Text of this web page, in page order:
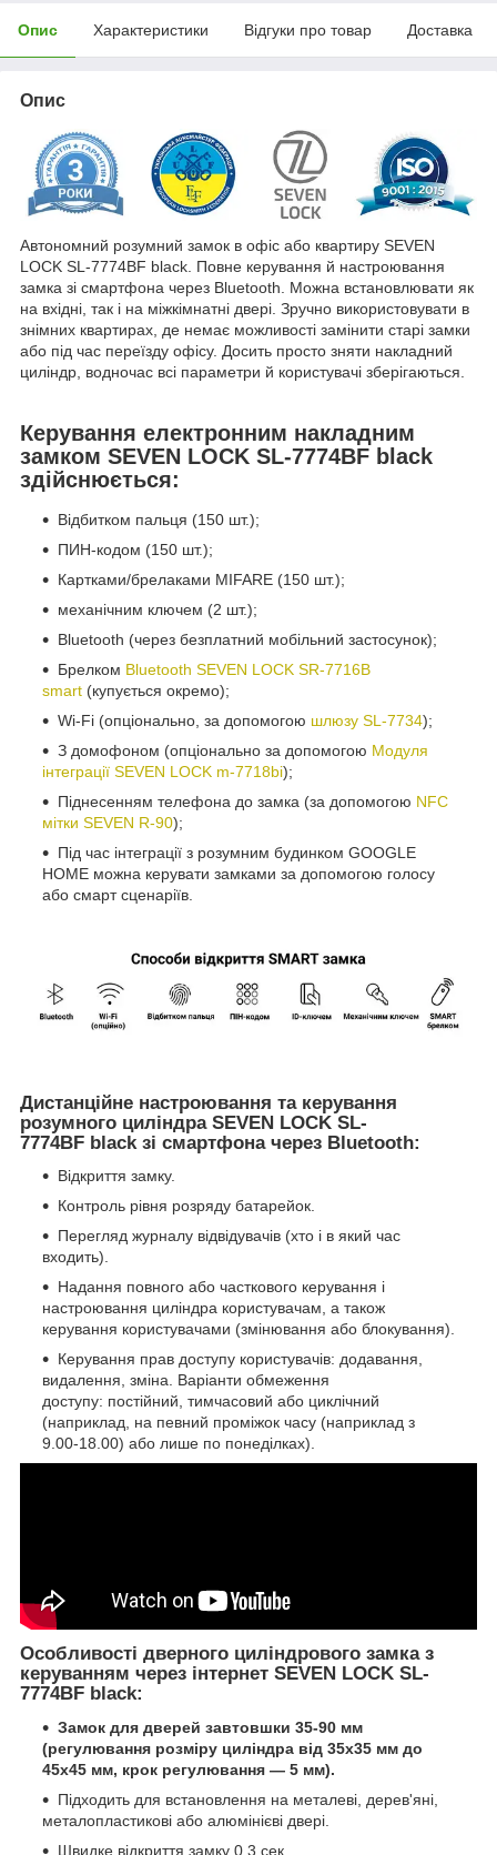
Опис Характеристики Відгуки про товар Доставка
Опис
Автономний розумний замок в офіс або квартиру SEVEN
LOCK SL-7774BF black. Повне керування й настроювання
замка зі смартфона через Bluetooth. Можна встановлювати як
на вхідні, так і на міжкімнатні двері. Зручно використовувати в
знімних квартирах, де немає можливості замінити старі замки
або під час переїзду офісу. Досить просто зняти накладний
циліндр, водночас всі параметри й користувачі зберігаються.
Керування електронним накладним
замком SEVEN LOCK SL-7774BF black
здійснюється:
Відбитком пальця (150 шт.);
ПИН-кодом (150 шт.);
Картками/брелаками MIFARE (150 шт.);
механічним ключем (2 шт.);
Bluetooth (через безплатний мобільний застосунок);
Брелком Bluetooth SEVEN LOCK SR-7716B
smart (купується окремо);
Wi-Fi (опціонально, за допомогою шлюзу SL-7734);
З домофоном (опціонально за допомогою Модуля
інтеграції SEVEN LOCK m-7718bi);
Піднесенням телефона до замка (за допомогою NFC
мітки SEVEN R-90);
Під час інтеграції з розумним будинком GOOGLE
HOME можна керувати замками за допомогою голосу
або смарт сценаріїв.
Дистанційне настроювання та керування
розумного циліндра SEVEN LOCK SL-
7774BF black зі смартфона через Bluetooth:
Відкриття замку.
Контроль рівня розряду батарейок.
Перегляд журналу відвідувачів (хто і в який час
входить).
Надання повного або часткового керування і
настроювання циліндра користувачам, а також
керування користувачами (змінювання або блокування).
Керування прав доступу користувачів: додавання,
видалення, зміна. Варіанти обмеження
доступу: постійний, тимчасовий або циклічний
(наприклад, на певний проміжок часу (наприклад з
9.00-18.00) або лише по понеділках).
Особливості дверного циліндрового замка з
керуванням через інтернет SEVEN LOCK SL-
7774BF black:
Замок для дверей завтовшки 35-90 мм
(регулювання розміру циліндра від 35х35 мм до
45х45 мм, крок регулювання — 5 мм).
Підходить для встановлення на металеві, дерев'яні,
металопластикові або алюмінієві двері.
Швидке відкриття замку 0,3 сек.